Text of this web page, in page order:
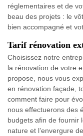
réglementaires et de
beau des projets : le
bien accompagné et
Tarif rénovation
Choisissez notre
la rénovation de votre
propose, nous vous
en rénovation façade,
comment faire pour
nous effectuerons des
budgets afin de fournir
nature et l’envergure